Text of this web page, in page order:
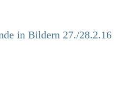
in Bildern 27./28.2.16